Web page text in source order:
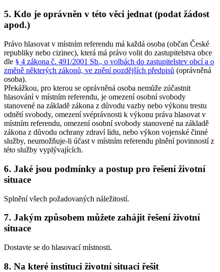
5. Kdo je oprávněn v této věci jednat (podat žádost
apod.)
Právo hlasovat v místním referendu má každá osoba (občan České
republiky nebo cizinec), která má právo volit do zastupitelstva obce
dle § 4 zákona č. 491/2001 Sb., o volbách do zastupitelstev obcí a o
změně některých zákonů, ve znění pozdějších předpisů (oprávněná
osoba).
Překážkou, pro kterou se oprávněná osoba nemůže zúčastnit
hlasování v místním referendu, je omezení osobní svobody
stanovené na základě zákona z důvodu vazby nebo výkonu trestu
odnětí svobody, omezení svéprávnosti k výkonu práva hlasovat v
místním referendu, omezení osobní svobody stanovené na základě
zákona z důvodu ochrany zdraví lidu, nebo výkon vojenské činné
služby, neumožňuje-li účast v místním referendu plnění povinností z
této služby vyplývajících.
6. Jaké jsou podmínky a postup pro řešení životní
situace
Splnění všech požadovaných náležitostí.
7. Jakým způsobem můžete zahájit řešení životní
situace
Dostavte se do hlasovací místnosti.
8. Na které instituci životní situaci řešit